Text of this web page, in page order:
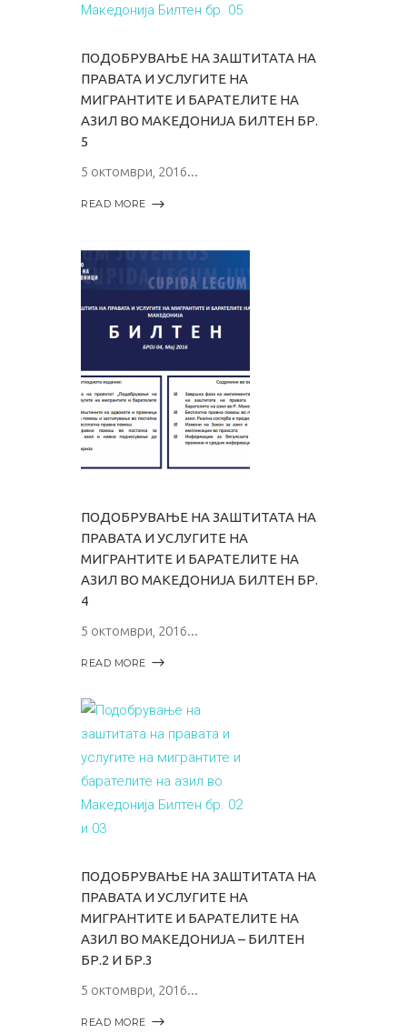
ПОДОБРУВАЊЕ НА ЗАШТИТАТА НА
ПРАВАТА И УСЛУГИТЕ НА
МИГРАНТИТЕ И БАРАТЕЛИТЕ НА
АЗИЛ ВО МАКЕДОНИЈА БИЛТЕН БР.
5
5 октомври, 2016
READ MORE
ПОДОБРУВАЊЕ НА ЗАШТИТАТА НА
ПРАВАТА И УСЛУГИТЕ НА
МИГРАНТИТЕ И БАРАТЕЛИТЕ НА
АЗИЛ ВО МАКЕДОНИЈА БИЛТЕН БР.
4
5 октомври, 2016
READ MORE
ПОДОБРУВАЊЕ НА ЗАШТИТАТА НА
ПРАВАТА И УСЛУГИТЕ НА
МИГРАНТИТЕ И БАРАТЕЛИТЕ НА
АЗИЛ ВО МАКЕДОНИЈА – БИЛТЕН
БР.2 И БР.3
5 октомври, 2016
READ MORE